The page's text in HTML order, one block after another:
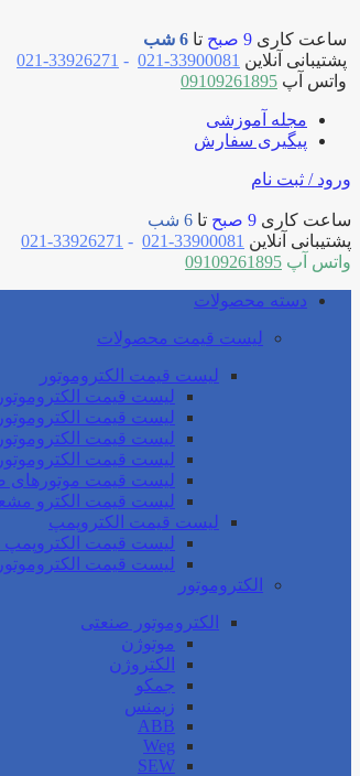
ساعت کاری 9 صبح تا 6 شب
پشتیبانی آنلاین 33900081-021
-
33926271-021
واتس آپ 09109261895
مجله آموزشی
پیگیری سفارش
ورود / ثبت نام
ساعت کاری 9 صبح تا 6 شب
پشتیبانی آنلاین 33900081-021
-
33926271-021
واتس آپ 09109261895
دسته محصولات
لیست قیمت محصولات
لیست قیمت الکتروموتور
لیست قیمت
لیست قیمت الکتروموتورهای 2.2 تا 400 کیلو
لیست قیمت
لیست قیمت
لیست قیمت موتورهای
لیست قیمت الکترو
لیست قیمت الکتروپمپ
لیست قیمت الکتروپمپ
لیست قیمت
الکتروموتور
الکتروموتور صنعتی
موتوژن
الکتروژن
جمکو
زیمنس
ABB
Weg
SEW